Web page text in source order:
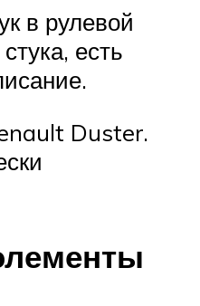
в рулевой
есть
Duster.